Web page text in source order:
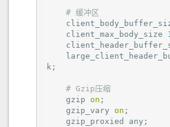
# 缓冲区
    client_max_body_size
k;
# Gzip压缩
    gzip
on ;
    gzip_vary
on ;